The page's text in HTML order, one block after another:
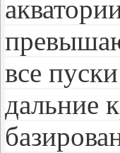
все
дальние